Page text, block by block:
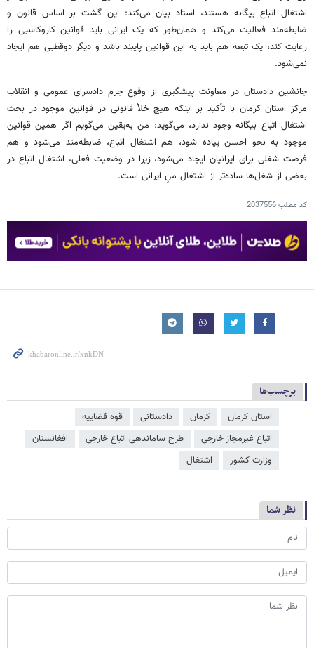
اشتغال اتباع بیگانه هستند، استاد بیان می‌کند: این گشت بر اساس قانون و
ضابطه‌مند فعالیت می‌کند و همان‌طور که یک ایرانی باید قوانین کاروکاسبی را
رعایت کند، یک تبعه هم باید به این قوانین پایبند باشد و دیگر دوقطبی هم ایجاد
نمی‌شود.
جانشین دادستان در معاونت پیشگیری از وقوع جرم دادسرای عمومی و انقلاب
مرکز استان کرمان با تأکید بر اینکه هیچ خلأ قانونی در قوانین موجود در بحث
اشتغال اتباع بیگانه وجود ندارد، می‌گوید: من به‌یقین می‌گویم اگر همین قوانین
موجود به نحو احسن پیاده شود، هم اشتغال اتباع، ضابطه‌مند می‌شود و هم
فرصت شغلی برای ایرانیان ایجاد می‌شود، زیرا در وضعیت فعلی، اشتغال اتباع در
بعضی از شغل‌ها ساده‌تر از اشتغال منِ ایرانی است.
کد مطلب2037556
برچسب‌ها
استان کرمان کرمان دادستانی
قوه قضاییه
اتباع غیرمجاز خارجی
طرح ساماندهی اتباع خارجی
افغانستان
وزارت کشور
اشتغال
نظر شما